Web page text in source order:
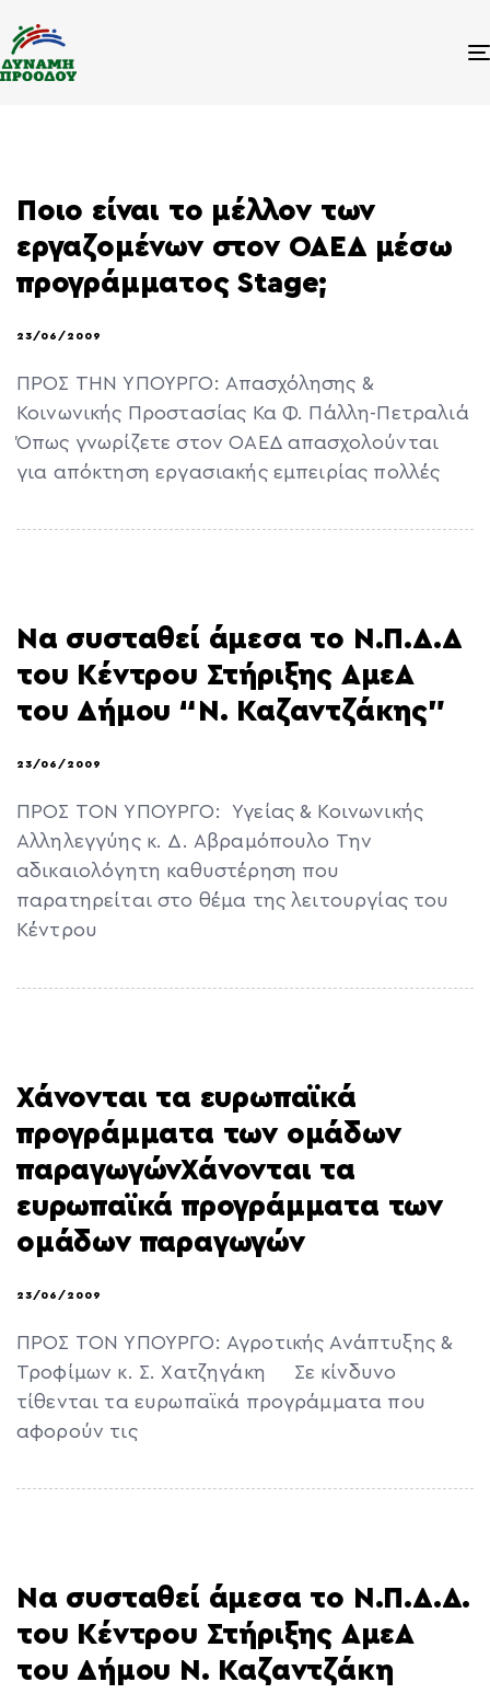
Ποιο είναι το μέλλον των
εργαζομένων στον ΟΑΕΔ μέσω
προγράμματος Stage;
23/06/2009
ΠΡΟΣ ΤΗΝ ΥΠΟΥΡΓΟ: Απασχόλησης &
Κοινωνικής Προστασίας Κα Φ. Πάλλη-Πετραλιά
Όπως γνωρίζετε στον ΟΑΕΔ απασχολούνται
για απόκτηση εργασιακής εμπειρίας πολλές
Να συσταθεί άμεσα το Ν.Π.Δ.Δ
του Κέντρου Στήριξης ΑμεΑ
του Δήμου “Ν. Καζαντζάκης”
23/06/2009
ΠΡΟΣ ΤΟN ΥΠΟΥΡΓΟ: Υγείας & Κοινωνικής
Αλληλεγγύης κ. Δ. Αβραμόπουλο Την
αδικαιολόγητη καθυστέρηση που
παρατηρείται στο θέμα της λειτουργίας του
Κέντρου
Χάνονται τα ευρωπαϊκά
προγράμματα των ομάδων
παραγωγώνΧάνονται τα
ευρωπαϊκά προγράμματα των
ομάδων παραγωγών
23/06/2009
ΠΡΟΣ ΤΟN ΥΠΟΥΡΓΟ: Αγροτικής Ανάπτυξης &
Τροφίμων κ. Σ. Χατζηγάκη Σε κίνδυνο
τίθενται τα ευρωπαϊκά προγράμματα που
αφορούν τις
Να συσταθεί άμεσα το Ν.Π.Δ.Δ.
του Κέντρου Στήριξης ΑμεΑ
του Δήμου Ν. Καζαντζάκη